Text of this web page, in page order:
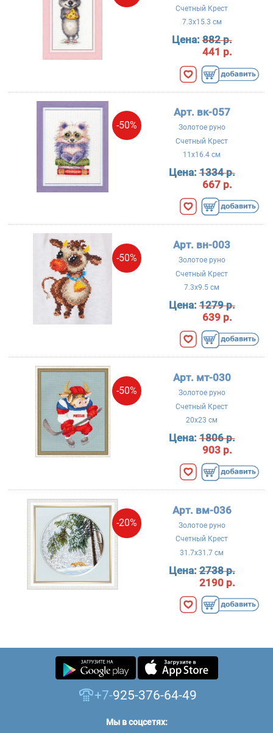
Счетный Крест
7.3x15.3 см
Цена:882 р.
441 р.
-50%
Арт. вк-057
Золотое руно
Счетный Крест
11x16.4 см
Цена:1334 р.
667 р.
-50%
Арт. вн-003
Золотое руно
Счетный Крест
7.3x9.5 см
Цена:1279 р.
639 р.
-50%
Арт. мт-030
Золотое руно
Счетный Крест
20x23 см
Цена:1806 р.
903 р.
-20%
Арт. вм-036
Золотое руно
Счетный Крест
31.7x31.7 см
Цена:2738 р.
2190 р.
+7-925-376-64-49
Мы в соцсетях: